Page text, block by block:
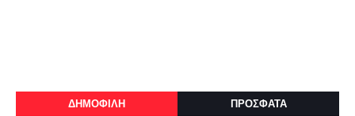
ΔΗΜΟΦΙΛΗ ΠΡΟΣΦΑΤΑ